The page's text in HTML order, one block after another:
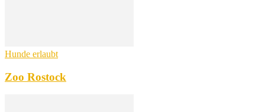
Hunde erlaubt
Zoo Rostock